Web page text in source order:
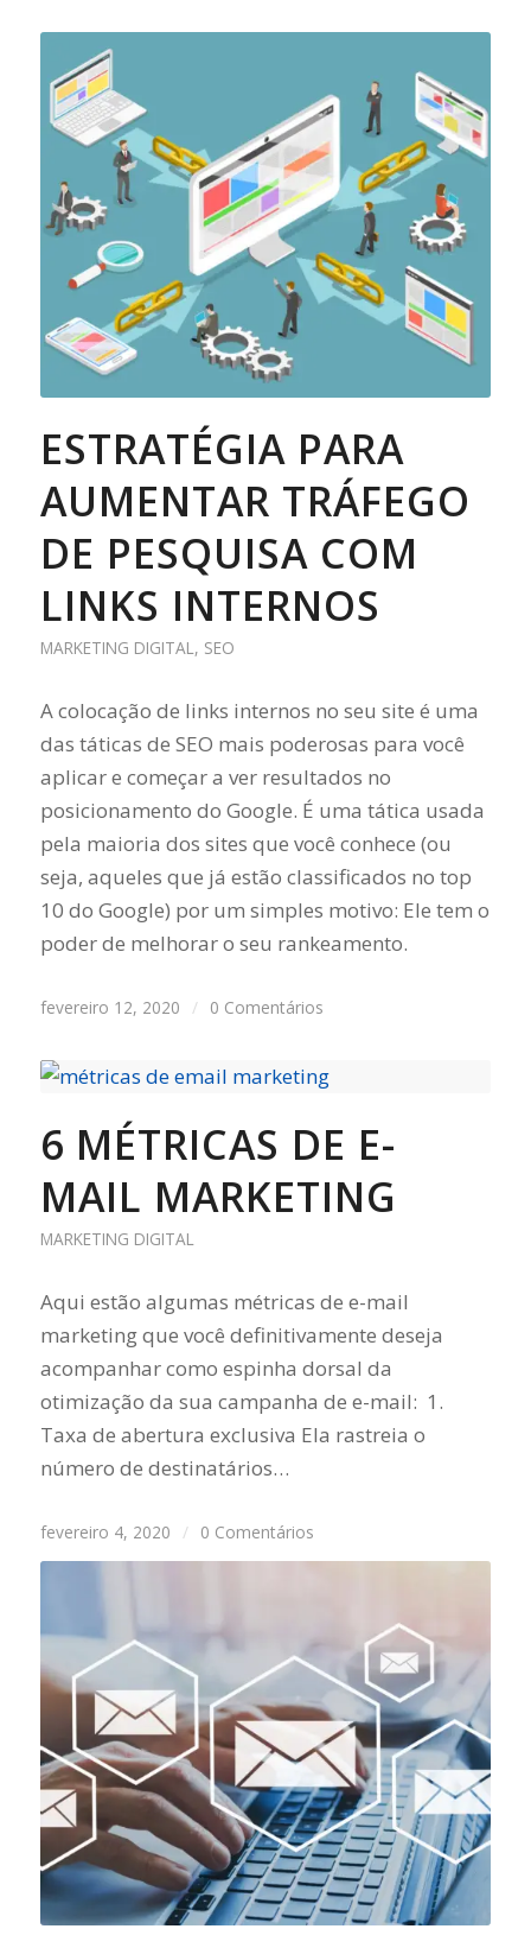
ESTRATÉGIA PARA
AUMENTAR TRÁFEGO
DE PESQUISA COM
LINKS INTERNOS
MARKETING DIGITAL , SEO
A colocação de links internos no seu site é uma
das táticas de SEO mais poderosas para você
aplicar e começar a ver resultados no
posicionamento do Google. É uma tática usada
pela maioria dos sites que você conhece (ou
seja, aqueles que já estão classificados no top
10 do Google) por um simples motivo: Ele tem o
poder de melhorar o seu rankeamento.
fevereiro 12, 2020 / 0 Comentários
6 MÉTRICAS DE E-
MAIL MARKETING
MARKETING DIGITAL
Aqui estão algumas métricas de e-mail
marketing que você definitivamente deseja
acompanhar como espinha dorsal da
otimização da sua campanha de e-mail: 1.
Taxa de abertura exclusiva Ela rastreia o
número de destinatários…
fevereiro 4, 2020 / 0 Comentários